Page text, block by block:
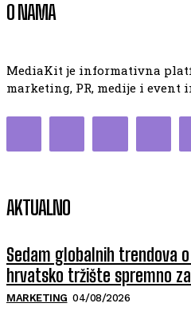
O NAMA
MediaKit je informativna
marketing, PR, medije i event
AKTUALNO
Sedam globalnih trendova
hrvatsko tržište spremno
MARKETING 04/08/2026